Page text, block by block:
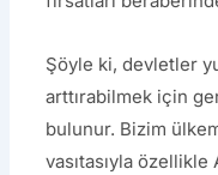
Şöyle ki, devletler
arttırabilmek için
bulunur. Bizim
vasıtasıyla özellikle